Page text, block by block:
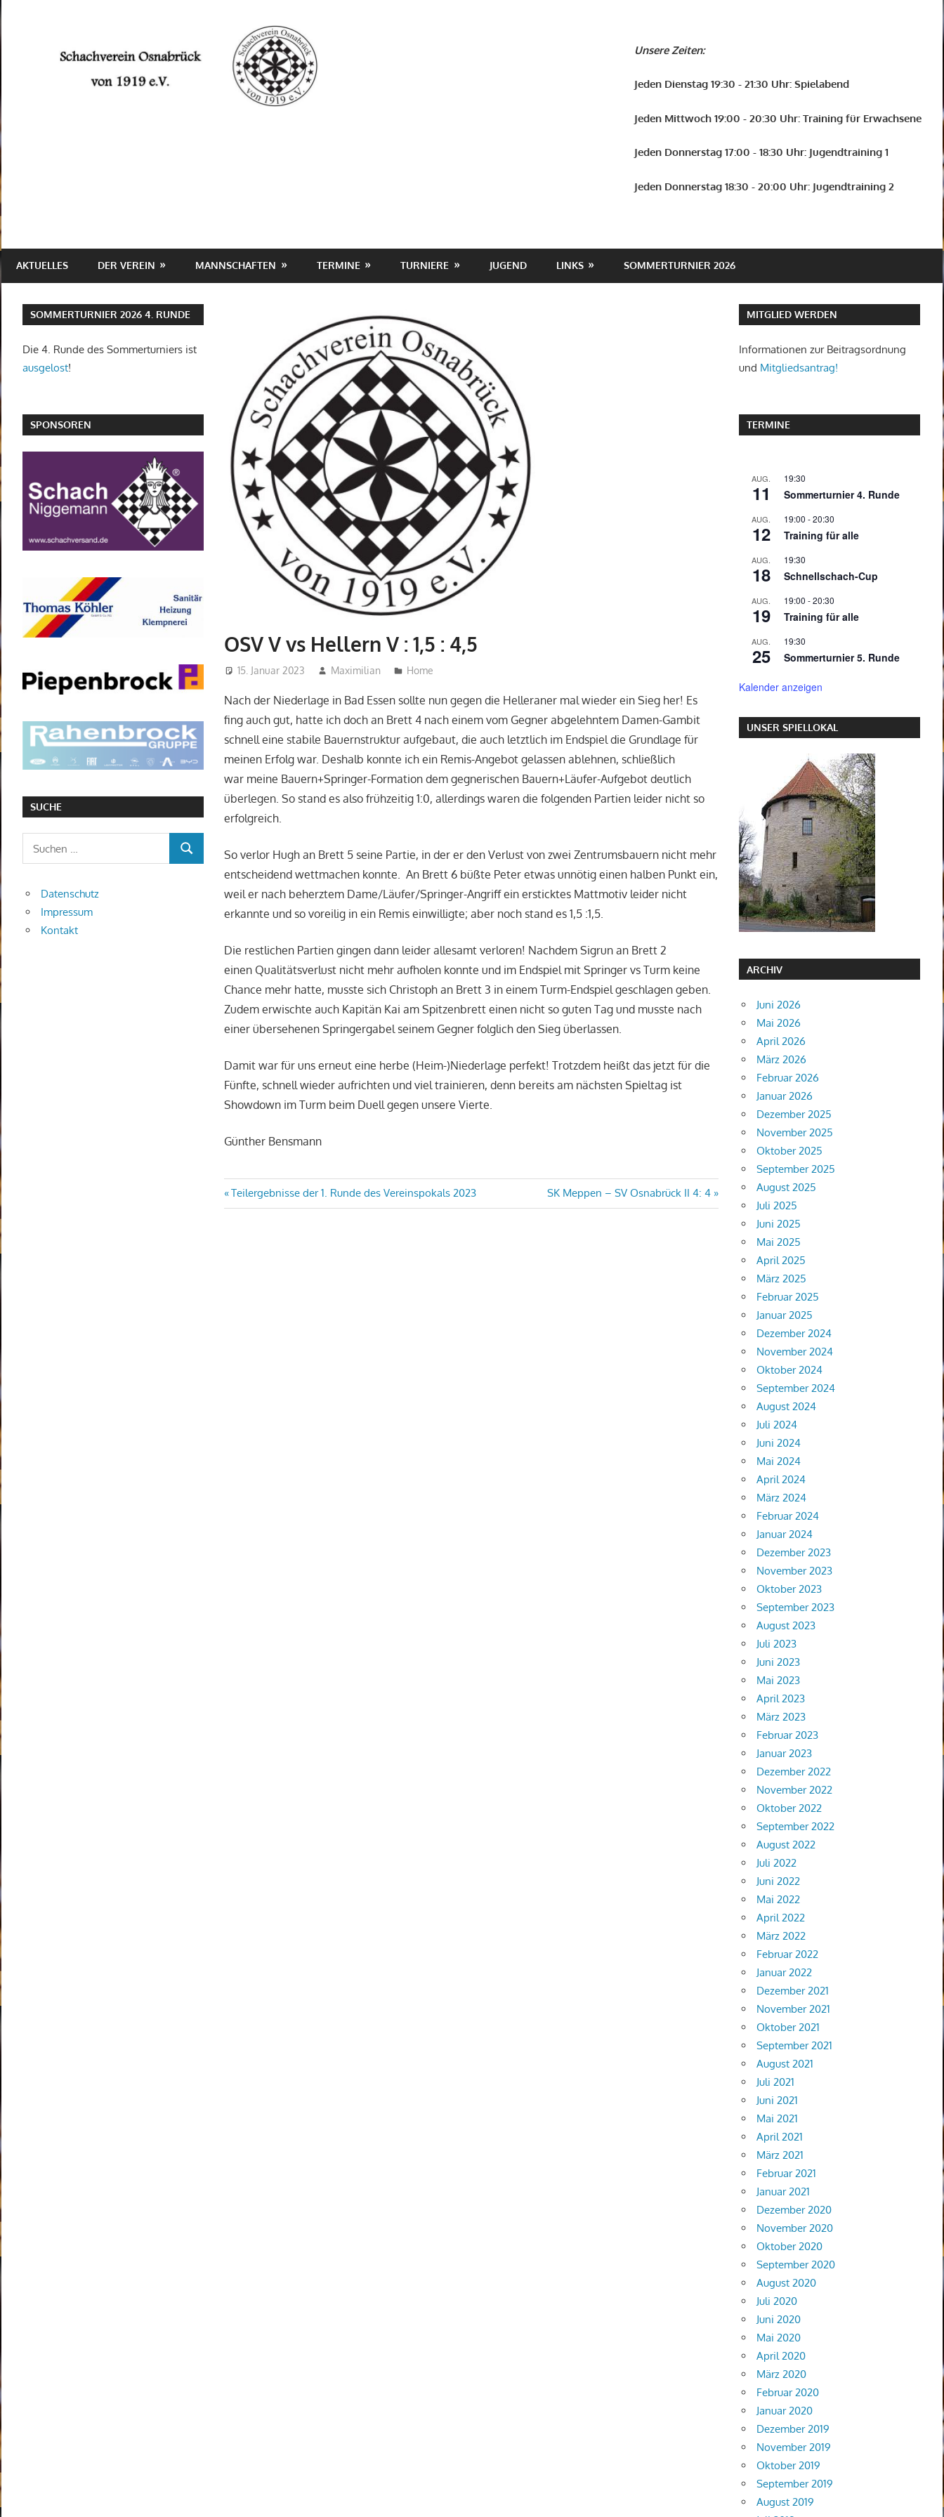
Zum
springen
Unsere Zeiten:
Jeden Dienstag 19:30 - 21:30 Uhr: Spielabend
Jeden Mittwoch 19:00 - 20:30 Uhr: Training für Erwachsene
Jeden Donnerstag 17:00 - 18:30 Uhr: Jugendtraining 1
Jeden Donnerstag 18:30 - 20:00 Uhr: Jugendtraining 2
AKTUELLES DER VEREIN MANNSCHAFTEN TERMINE TURNIERE JUGEND LINKS SOMMERTURNIER 2026
OSV V vs Hellern V : 1,5 : 4,5
15. Januar 2023 Maximilian Home
Nach der Niederlage in Bad Essen sollte nun gegen die Helleraner mal wieder ein Sieg her! Es
fing auch gut, hatte ich doch an Brett 4 nach einem vom Gegner abgelehntem Damen-Gambit
schnell eine stabile Bauernstruktur aufgebaut, die auch letztlich im Endspiel die Grundlage für
meinen Erfolg war. Deshalb konnte ich ein Remis-Angebot gelassen ablehnen, schließlich
war meine Bauern+Springer-Formation dem gegnerischen Bauern+Läufer-Aufgebot deutlich
überlegen. So stand es also frühzeitig 1:0, allerdings waren die folgenden Partien leider nicht so
erfolgreich.
So verlor Hugh an Brett 5 seine Partie, in der er den Verlust von zwei Zentrumsbauern nicht mehr
entscheidend wettmachen konnte. An Brett 6 büßte Peter etwas unnötig einen halben Punkt ein,
weil er nach beherztem Dame/Läufer/Springer-Angriff ein ersticktes Mattmotiv leider nicht
erkannte und so voreilig in ein Remis einwilligte; aber noch stand es 1,5 :1,5.
Die restlichen Partien gingen dann leider allesamt verloren! Nachdem Sigrun an Brett 2
einen Qualitätsverlust nicht mehr aufholen konnte und im Endspiel mit Springer vs Turm keine
Chance mehr hatte, musste sich Christoph an Brett 3 in einem Turm-Endspiel geschlagen geben.
Zudem erwischte auch Kapitän Kai am Spitzenbrett einen nicht so guten Tag und musste nach
einer übersehenen Springergabel seinem Gegner folglich den Sieg überlassen.
Damit war für uns erneut eine herbe (Heim-)Niederlage perfekt! Trotzdem heißt das jetzt für die
Fünfte, schnell wieder aufrichten und viel trainieren, denn bereits am nächsten Spieltag ist
Showdown im Turm beim Duell gegen unsere Vierte.
Günther Bensmann
Beitragsnavigation
Vorheriger
Beitrag:
Teilergebnisse der 1. Runde des Vereinspokals 2023
Nächster
Beitrag:
SK Meppen – SV Osnabrück II 4: 4
SOMMERTURNIER 2026 4. RUNDE
Die 4. Runde des Sommerturniers ist
ausgelost!
SPONSOREN
SUCHE
SUCHEN
Datenschutz
Impressum
Kontakt
MITGLIED WERDEN
Informationen zur Beitragsordnung
und Mitgliedsantrag!
TERMINE
AUG.
11
19:30
Sommerturnier 4. Runde
AUG.
12
19:00 -20:30
Training für alle
AUG.
18
19:30
Schnellschach-Cup
AUG.
19
19:00 -20:30
Training für alle
AUG.
25
19:30
Sommerturnier 5. Runde
Kalender anzeigen
UNSER SPIELLOKAL
ARCHIV
Juni 2026
Mai 2026
April 2026
März 2026
Februar 2026
Januar 2026
Dezember 2025
November 2025
Oktober 2025
September 2025
August 2025
Juli 2025
Juni 2025
Mai 2025
April 2025
März 2025
Februar 2025
Januar 2025
Dezember 2024
November 2024
Oktober 2024
September 2024
August 2024
Juli 2024
Juni 2024
Mai 2024
April 2024
März 2024
Februar 2024
Januar 2024
Dezember 2023
November 2023
Oktober 2023
September 2023
August 2023
Juli 2023
Juni 2023
Mai 2023
April 2023
März 2023
Februar 2023
Januar 2023
Dezember 2022
November 2022
Oktober 2022
September 2022
August 2022
Juli 2022
Juni 2022
Mai 2022
April 2022
März 2022
Februar 2022
Januar 2022
Dezember 2021
November 2021
Oktober 2021
September 2021
August 2021
Juli 2021
Juni 2021
Mai 2021
April 2021
März 2021
Februar 2021
Januar 2021
Dezember 2020
November 2020
Oktober 2020
September 2020
August 2020
Juli 2020
Juni 2020
Mai 2020
April 2020
März 2020
Februar 2020
Januar 2020
Dezember 2019
November 2019
Oktober 2019
September 2019
August 2019